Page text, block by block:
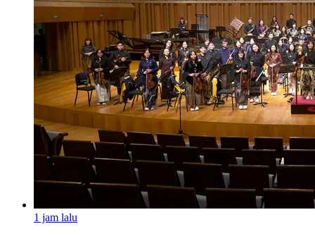
1 jam lalu